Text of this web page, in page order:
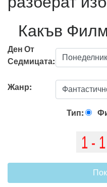
Какъв
Ден От
Седмицата:
Жанр:
Тип: